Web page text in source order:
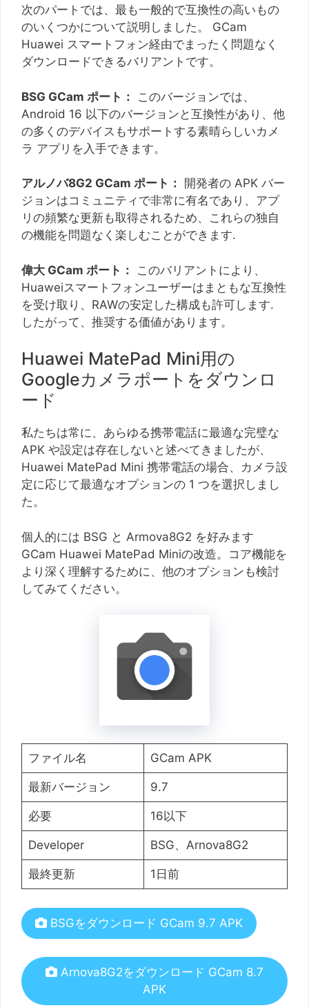
次のパートでは、最も一般的で互換性の高いもの
のいくつかについて説明しました。 GCam
Huawei スマートフォン経由でまったく問題なく
ダウンロードできるバリアントです。
BSG GCam ポート：
このバージョンでは、
Android 16 以下のバージョンと互換性があり、他
の多くのデバイスもサポートする素晴らしいカメ
ラ アプリを入手できます。
アルノバ8G2 GCam ポート：
開発者の APK バー
ジョンはコミュニティで非常に有名であり、アプ
リの頻繁な更新も取得されるため、これらの独自
の機能を問題なく楽しむことができます.
偉大 GCam ポート：
このバリアントにより、
Huaweiスマートフォンユーザーはまともな互換性
を受け取り、RAWの安定した構成も許可します.
したがって、推奨する価値があります。
Huawei MatePad Mini用の
Googleカメラポートをダウンロ
ード
私たちは常に、あらゆる携帯電話に最適な完璧な
APK や設定は存在しないと述べてきましたが、
Huawei MatePad Mini 携帯電話の場合、カメラ設
定に応じて最適なオプションの 1 つを選択しまし
た。
個人的には BSG と Armova8G2 を好みます
GCam Huawei MatePad Miniの改造。コア機能を
より深く理解するために、他のオプションも検討
してみてください。
ファイル名 GCam APK
最新バージョン 9.7
必要 16以下
Developer BSG、Arnova8G2
最終更新 1日前
BSGをダウンロード GCam 9.7 APK
Arnova8G2をダウンロード GCam 8.7
APK